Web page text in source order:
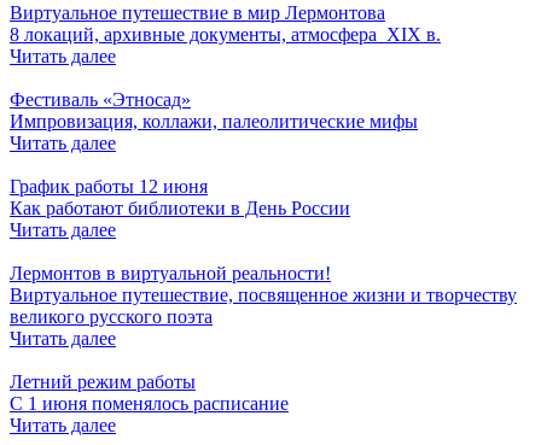
Виртуальное путешествие в мир Лермонтова
8 локаций, архивные документы, атмосфера XIX в.
Читать далее
Фестиваль «Этносад»
Импровизация, коллажи, палеолитические мифы
Читать далее
График работы 12 июня
Как работают библиотеки в День России
Читать далее
Лермонтов в виртуальной реальности!
Виртуальное путешествие, посвященное жизни и творчеству
великого русского поэта
Читать далее
Летний режим работы
С 1 июня поменялось расписание
Читать далее